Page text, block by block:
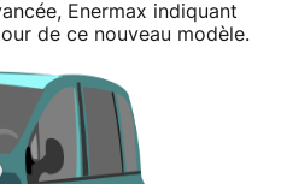
Enermax indiquant
de ce nouveau modèle.